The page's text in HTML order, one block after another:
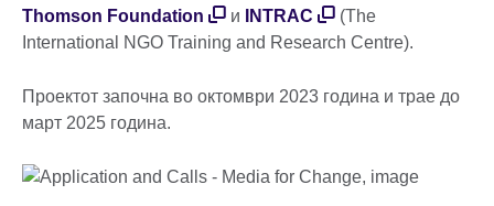
Thomson Foundation
и INTRAC
(The
International NGO Training and Research Centre).
Проектот започна во октомври 2023 година и трае до
март 2025 година.